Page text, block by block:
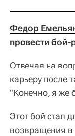
Федор
провести
Отвечая на
карьеру после
"Конечно, я же
Этот бой стал
возвращения в